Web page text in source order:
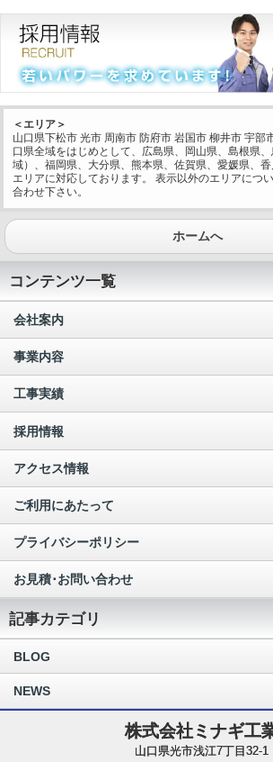
＜エリア＞
山口県下松市 光市 周南市 防府市 岩国市 柳井市 宇部
口県全域をはじめとして、広島県、岡山県、島根県
域）、福岡県、大分県、熊本県、佐賀県、愛媛県、
エリアに対応しております。 表示以外のエリアにつ
合わせ下さい。
ホームへ
コンテンツ一覧
会社案内
事業内容
工事実績
採用情報
アクセス情報
ご利用にあたって
プライバシーポリシー
お見積･お問い合わせ
記事カテゴリ
BLOG
NEWS
株式会社ミナギ工
山口県光市浅江7丁目32-1